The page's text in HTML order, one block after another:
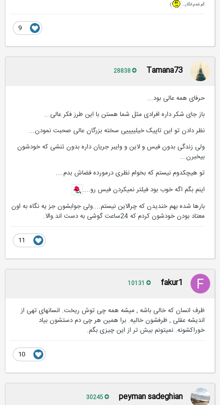
گم شدم انگار... )
Tamana73
حرفای همه عالی بود...
باز جای شکر داره افرادی مثل شما هستن با این طرز فکر عالی...
نظر دادن تو این تاپیک خیلییییی سخته بزرگان عالی صحبت نمودن...
ولی زندگی بدون فیس و لاین و وایبر جریان داره بدون تنشی که خودشون
بیخبرن...
تو هیچکدوم نیستم که بخوام نظری درمورده فضاش بدم....
اینم بگم اگه خوب بود فیلتر نمیکردن فیس رو....
بارها شده بهم خندیدن که چرالاین نیستم....ولی جوابشون جز یه نگاه به اون
معتاد بودن خودشون کردم که 24ساعت گوشی به دست اند.والا.
fakur1
ظرف انسان که خالی باشه , میشه همه چی توش ریخت. انسانهای تهی از
اندیشه عقلی , ظرفشون خالیه. برا همین هر چی دم دستشون بیاد
خوراکشونه. نمیتونم بیش تر از این چیزی بگم.
peyman sadeghian